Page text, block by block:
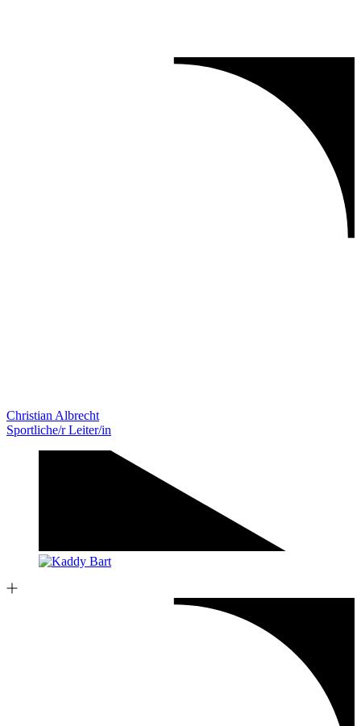
Christian Albrecht
Sportliche/r Leiter/in